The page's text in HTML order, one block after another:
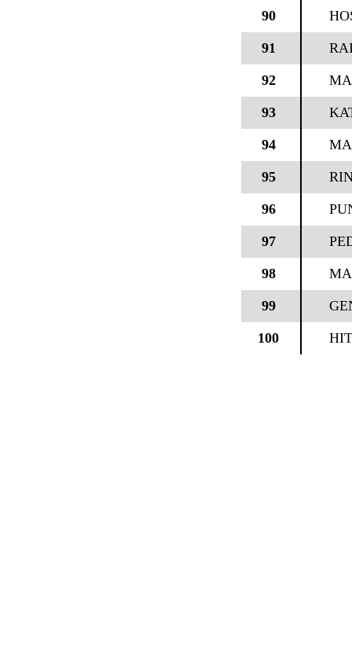
90
91
92
93
94
95
96
97
98
99
100